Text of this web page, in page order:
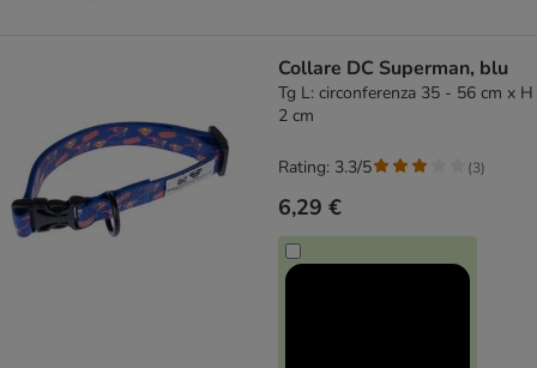
Collare DC Superman, blu
Tg L: circonferenza 35 - 56 cm x H
2 cm
6,29 €
Rating: 3.3/5 (3)